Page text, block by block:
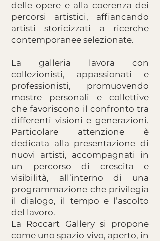
delle opere e alla coerenza dei
percorsi artistici, affiancando
artisti storicizzati a ricerche
contemporanee selezionate.
La galleria lavora con
collezionisti, appassionati e
professionisti, promuovendo
mostre personali e collettive
che favoriscono il confronto tra
differenti visioni e generazioni.
Particolare attenzione è
dedicata alla presentazione di
nuovi artisti, accompagnati in
un percorso di crescita e
visibilità, all’interno di una
programmazione che privilegia
il dialogo, il tempo e l’ascolto
del lavoro.
La Roccart Gallery si propone
come uno spazio vivo, aperto, in